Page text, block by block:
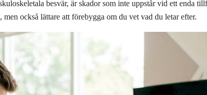
besvär, är skador som inte uppstår vid ett enda
också lättare att förebygga om du vet vad du letar efter.